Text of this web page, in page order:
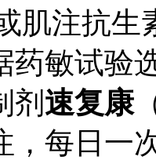
肌注抗生
药敏试验
剂 速复康
，每日一